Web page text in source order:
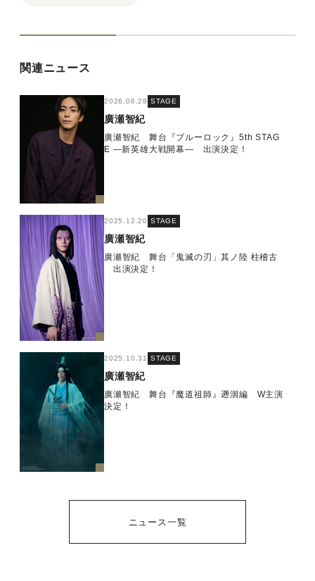
関連ニュース
2026.06.28 STAGE
廣瀬智紀
廣瀬智紀 舞台『ブルーロック』5th STAG
E ―新英雄⼤戦開幕― 出演決定！
2025.12.20 STAGE
廣瀬智紀
廣瀬智紀 舞台「鬼滅の刃」其ノ陸 柱稽古
出演決定！
2025.10.31 STAGE
廣瀬智紀
廣瀬智紀 舞台『魔道祖師』遡洄編 W主演
決定！
ニュース一覧